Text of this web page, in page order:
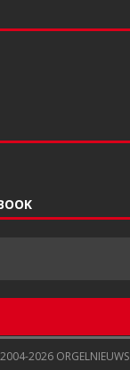
2026 ORGELNIEUWS